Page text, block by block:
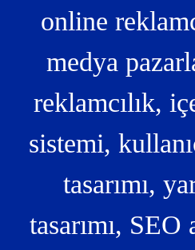
online
medya
reklamcılık,
sistemi,
tasarımı,
tasarımı, SEO